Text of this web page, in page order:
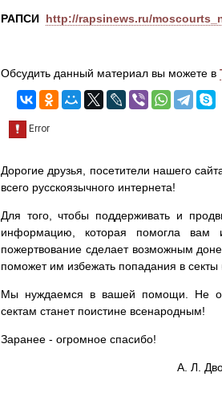
РАПСИ http://rapsinews.ru/
Обсудить данный материал вы можете в
Дорогие друзья, посетители нашего
всего русскоязычного интернета!
Для того, чтобы поддерживать и
информацию, которая помогла вам
пожертвование сделает возможным
поможет им избежать попадания в секты
Мы нуждаемся в вашей помощи. Не
сектам станет поистине всенародным!
Заранее - огромное спасибо!
А. Л.